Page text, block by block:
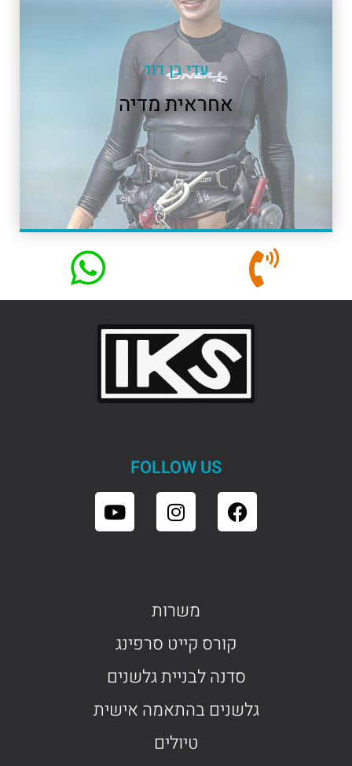
עדי בן דוד
אחראית מדיה
FOLLOW US
משרות
קורס קייט סרפינג
סדנה לבניית גלשנים
גלשנים בהתאמה אישית
טיולים